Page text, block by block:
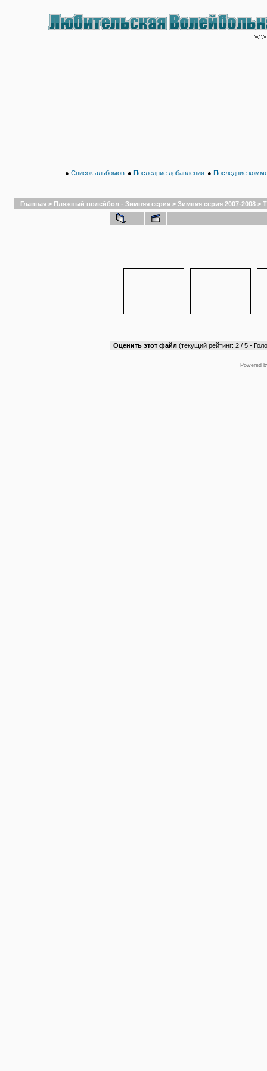
● Список альбомов ● Последние добавления ● Последние
Главная > Пляжный волейбол - Зимняя серия > Зимняя серия 2007-2008 >
Оценить этот файл (текущий рейтинг: 2 / 5 -
Powered